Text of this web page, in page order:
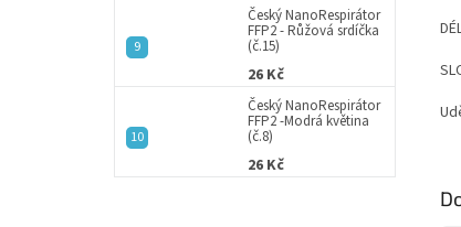
Český NanoRespirátor
FFP2 - Růžová srdíčka
(č.15)
26 Kč
Český NanoRespirátor
FFP2 -Modrá květina
(č.8)
26 Kč